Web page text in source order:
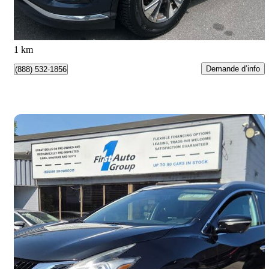
150 $/mois env.
Toronto, ON
1 km
(888) 532-1856 Demande d’info